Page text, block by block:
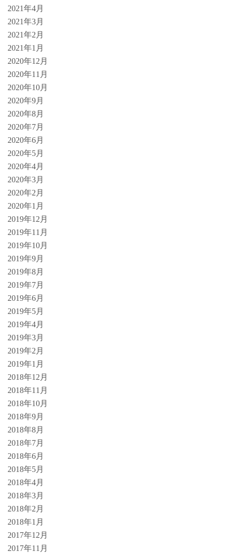
2021年4月
2021年3月
2021年2月
2021年1月
2020年12月
2020年11月
2020年10月
2020年9月
2020年8月
2020年7月
2020年6月
2020年5月
2020年4月
2020年3月
2020年2月
2020年1月
2019年12月
2019年11月
2019年10月
2019年9月
2019年8月
2019年7月
2019年6月
2019年5月
2019年4月
2019年3月
2019年2月
2019年1月
2018年12月
2018年11月
2018年10月
2018年9月
2018年8月
2018年7月
2018年6月
2018年5月
2018年4月
2018年3月
2018年2月
2018年1月
2017年12月
2017年11月